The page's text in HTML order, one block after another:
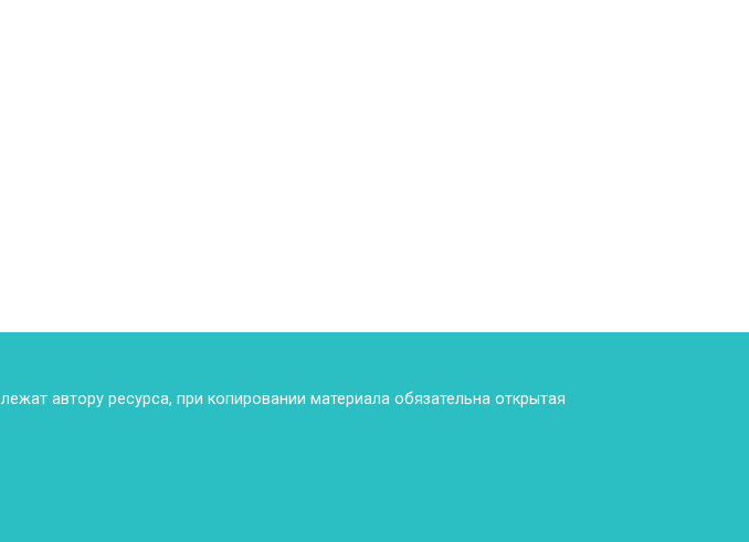
автору ресурса, при копировании материала обязательна открытая